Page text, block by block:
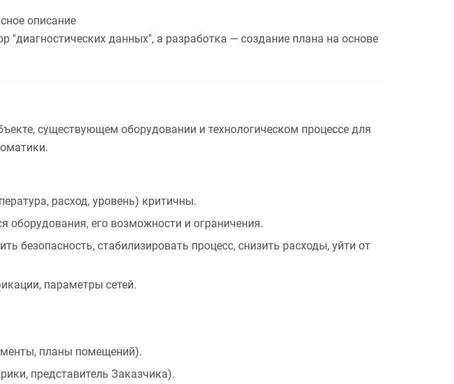
описание
"диагностических данных", а разработка — создание плана на основе
существующем оборудовании и технологическом процессе для
расход, уровень) критичны.
оборудования, его возможности и ограничения.
безопасность, стабилизировать процесс, снизить расходы, уйти от
параметры сетей.
планы помещений).
представитель Заказчика).